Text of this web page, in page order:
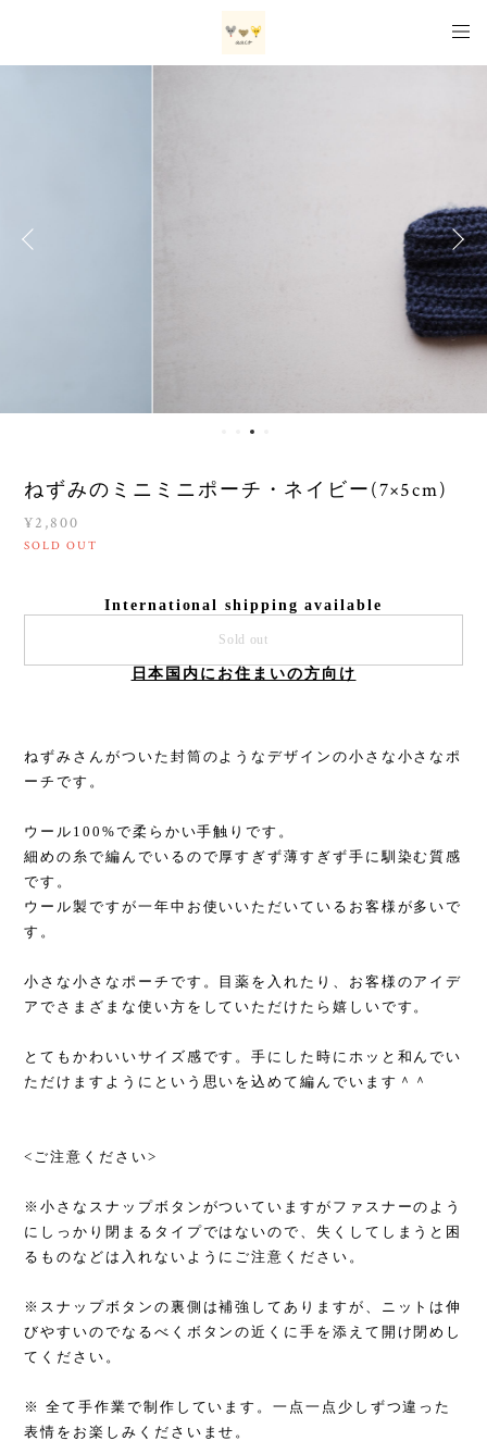
ねずみのミニミニポーチ・ネイビー(7×5cm)
¥2,800
SOLD OUT
International shipping available
Sold out
日本国内にお住まいの方向け
ねずみさんがついた封筒のようなデザインの小さな小さなポ
ーチです。
ウール100%で柔らかい手触りです。
細めの糸で編んでいるので厚すぎず薄すぎず手に馴染む質感
です。
ウール製ですが一年中お使いいただいているお客様が多いで
す。
小さな小さなポーチです。目薬を入れたり、お客様のアイデ
アでさまざまな使い方をしていただけたら嬉しいです。
とてもかわいいサイズ感です。手にした時にホッと和んでい
ただけますようにという思いを込めて編んでいます＾＾
<ご注意ください>
※小さなスナップボタンがついていますがファスナーのよう
にしっかり閉まるタイプではないので、失くしてしまうと困
るものなどは入れないようにご注意ください。
※スナップボタンの裏側は補強してありますが、ニットは伸
びやすいのでなるべくボタンの近くに手を添えて開け閉めし
てください。
※ 全て手作業で制作しています。一点一点少しずつ違った
表情をお楽しみくださいませ。